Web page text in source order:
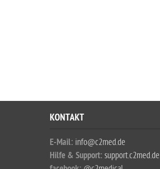
KONTAKT
E-Mail: info@c2med.de
Hilfe & Support: support.c2med.de